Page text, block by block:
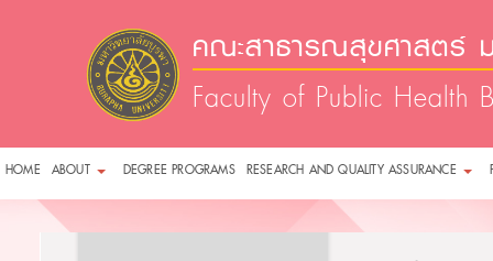
คณะสาธารณสุขศาสตร์
Faculty of Public Health
HOME ABOUT DEGREE PROGRAMS RESEARCH AND QUALITY ASSURANCE